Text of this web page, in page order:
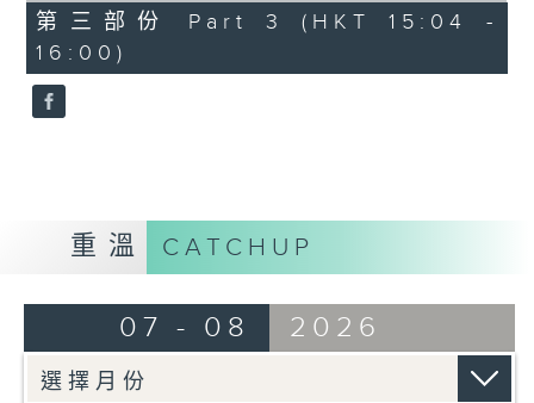
56
minutes,
10
seconds
第三部份 Part 3 (HKT 15:04 -
16:00)
重溫 CATCHUP
07 - 08 2026